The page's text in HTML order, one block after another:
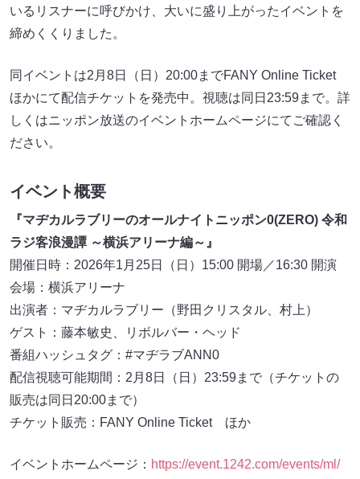
いるリスナーに呼びかけ、大いに盛り上がったイベントを
締めくくりました。
同イベントは2月8日（日）20:00までFANY Online Ticket
ほかにて配信チケットを発売中。視聴は同日23:59まで。詳
しくはニッポン放送のイベントホームページにてご確認く
ださい。
イベント概要
『マヂカルラブリーのオールナイトニッポン0(ZERO) 令和
ラジ客浪漫譚 ～横浜アリーナ編～』
開催日時：2026年1月25日（日）15:00 開場／16:30 開演
会場：横浜アリーナ
出演者：マヂカルラブリー（野田クリスタル、村上）
ゲスト：藤本敏史、リボルバー・ヘッド
番組ハッシュタグ：#マヂラブANN0
配信視聴可能期間：2月8日（日）23:59まで（チケットの
販売は同日20:00まで）
チケット販売：FANY Online Ticket ほか
イベントホームページ： https://event.1242.com/events/ml/